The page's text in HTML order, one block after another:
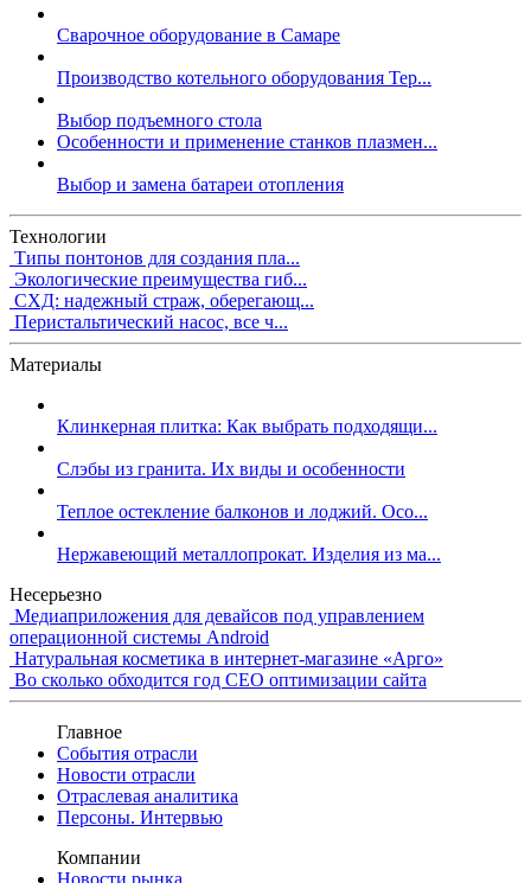
Сварочное оборудование в Самаре
Производство котельного оборудования Тер...
Выбор подъемного стола
Особенности и применение станков плазмен...
Выбор и замена батареи отопления
Технологии
Типы понтонов для создания пла...
Экологические преимущества гиб...
СХД: надежный страж, оберегающ...
Перистальтический насос, все ч...
Материалы
Клинкерная плитка: Как выбрать подходящи...
Слэбы из гранита. Их виды и особенности
Теплое остекление балконов и лоджий. Осо...
Нержавеющий металлопрокат. Изделия из ма...
Несерьезно
Медиаприложения для девайсов под управлением
операционной системы Android
Натуральная косметика в интернет-магазине «Арго»
Во сколько обходится год СЕО оптимизации сайта
Главное
События отрасли
Новости отрасли
Отраслевая аналитика
Персоны. Интервью
Компании
Новости рынка